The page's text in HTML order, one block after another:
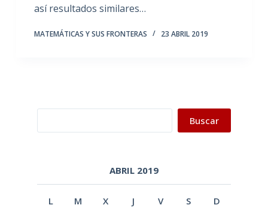
así resultados similares…
MATEMÁTICAS Y SUS FRONTERAS 23 ABRIL 2019
Buscar
ABRIL 2019
L M X J V S D